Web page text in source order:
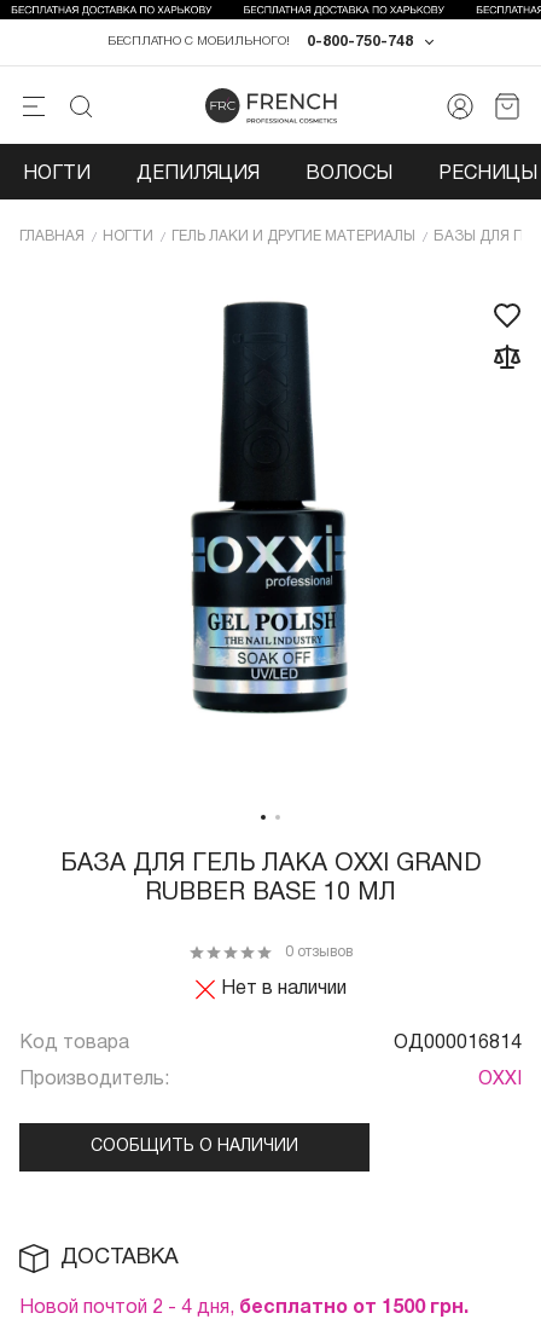
0-800-750-748
БЕСПЛАТНО С МОБИЛЬНОГО!
НОГТИ ДЕПИЛЯЦИЯ ВОЛОСЫ РЕСНИЦЫ
ГЛАВНАЯ НОГТИ ГЕЛЬ ЛАКИ И ДРУГИЕ МАТЕРИАЛЫ БАЗЫ ДЛЯ
БАЗА ДЛЯ ГЕЛЬ ЛАКА OXXI GRAND
RUBBER BASE 10 МЛ
Нет в наличии
0 отзывов
Код товара ОД000016814
Производитель: OXXI
СООБЩИТЬ О НАЛИЧИИ
ДОСТАВКА
Новой почтой 2 - 4 дня, бесплатно от 1500 грн.